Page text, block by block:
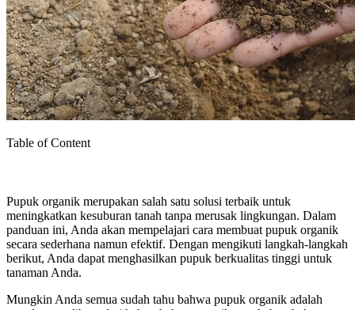
Table of Content
Pupuk organik merupakan salah satu solusi terbaik untuk
meningkatkan kesuburan tanah tanpa merusak lingkungan. Dalam
panduan ini, Anda akan mempelajari cara membuat pupuk organik
secara sederhana namun efektif. Dengan mengikuti langkah-langkah
berikut, Anda dapat menghasilkan pupuk berkualitas tinggi untuk
tanaman Anda.
Mungkin Anda semua sudah tahu bahwa pupuk organik adalah